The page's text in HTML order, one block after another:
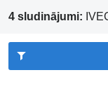
4 sludinājumi: